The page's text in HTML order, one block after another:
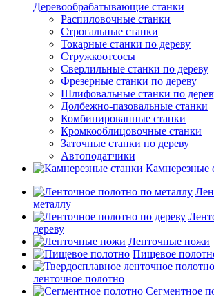
Деревообрабатывающие станки
Распиловочные станки
Строгальные станки
Токарные станки по дереву
Стружкоотсосы
Сверлильные станки по дереву
Фрезерные станки по дереву
Шлифовальные станки по
Долбежно-пазовальные станки
Комбинированные станки
Кромкооблицовочные станки
Заточные станки по дереву
Автоподатчики
Камнерезные
металлу
дереву
Ленточные ножи
Пищевое
ленточное полотно
Сегментное